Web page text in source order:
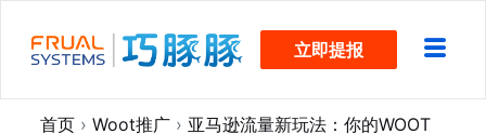
过
立即提报
首页 › Woot推广 › 亚马逊流量新玩法：你的WOOT